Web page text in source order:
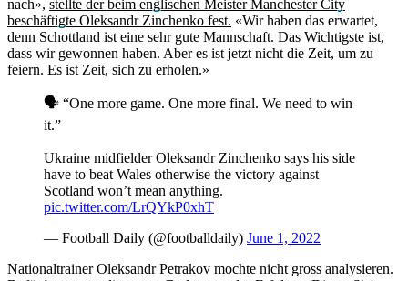
nach», stellte der beim englischen Meister Manchester City
beschäftigte Oleksandr Zinchenko fest. «Wir haben das erwartet,
denn Schottland ist eine sehr gute Mannschaft. Das Wichtigste ist,
dass wir gewonnen haben. Aber es ist jetzt nicht die Zeit, um zu
feiern. Es ist Zeit, sich zu erholen.»
🗣 “One more game. One more final. We need to win
it.”
Ukraine midfielder Oleksandr Zinchenko says his side
have to beat Wales otherwise the victory against
Scotland won’t mean anything.
pic.twitter.com/LrQYkP0xhT
— Football Daily (@footballdaily) June 1, 2022
Nationaltrainer Oleksandr Petrakov mochte nicht gross analysieren.